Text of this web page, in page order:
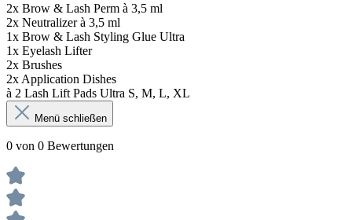
2x Brow & Lash Perm à 3,5 ml
2x Neutralizer à 3,5 ml
1x Brow & Lash Styling Glue Ultra
1x Eyelash Lifter
2x Brushes
2x Application Dishes
à 2 Lash Lift Pads Ultra S, M, L, XL
Menü schließen
0 von 0 Bewertungen